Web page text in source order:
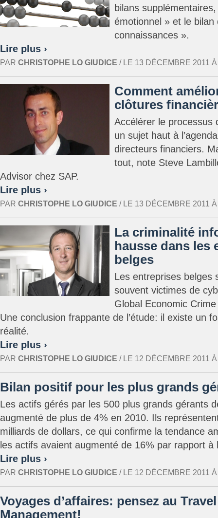
bilans
émotionnel » et le bilan
connaissances ».
Lire plus ›
PAR CHRISTOPHE LO GIUDICE / LE 13 DÉCEMBRE 2011
Comment
clôtures
Accélérer le processus
un sujet haut à
directeurs financiers.
tout, note Steve
Advisor chez SAP.
Lire plus ›
PAR CHRISTOPHE LO GIUDICE / LE 13 DÉCEMBRE 2011
La criminalité
hausse dans les
belges
Les entreprises belges
souvent victimes de
Global Economic
Une conclusion frappante de l’étude: il existe un
réalité.
Lire plus ›
PAR CHRISTOPHE LO GIUDICE / LE 12 DÉCEMBRE 2011
Bilan positif pour les plus grands
Les actifs gérés par les 500 plus grands gérants
augmenté de plus de 4% en 2010. Ils
milliards de dollars, ce qui confirme la tendance
les actifs avaient augmenté de 16% par rapport à
Lire plus ›
PAR CHRISTOPHE LO GIUDICE / LE 12 DÉCEMBRE 2011
Voyages d’affaires: pensez au
Management!